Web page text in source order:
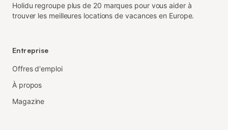
Holidu regroupe plus de 20 marques pour vous aider à
trouver les meilleures locations de vacances en Europe.
Entreprise
Offres d'emploi
À propos
Magazine